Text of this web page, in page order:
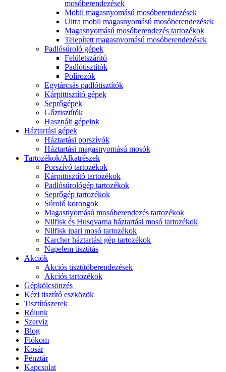
mosóberendezések
Mobil magasnyomású mosóberendezések
Ultra mobil magasnyomású mosóberendezések
Magasnyomású mosóberendezés tartozékok
Telepített magasnyomású mosóberendezések
Padlósúroló gépek
Felületszárító
Padlótisztítók
Polírozók
Egytárcsás padlótisztítók
Kárpittisztító gépek
Seprőgépek
Gőztisztítók
Használt gépeink
Háztartási gépek
Háztartási porszívók
Háztartási magasnyomású mosók
Tartozékok/Alkatrészek
Porszívó tartozékok
Kárpittisztító tartozékok
Padlósúrológép tartozékok
Seprőgép tartozékok
Súroló korongok
Magasnyomású mosóberendezés tartozékok
Nilfisk és Husqvarna háztartási mosó tartozékok
Nilfisk ipari mosó tartozékok
Karcher háztartási gép tartozékok
Napelem tisztítás
Akciók
Akciós tisztítóberendezések
Akciós tartozékok
Gépkölcsönzés
Kézi tisztító eszközök
Tisztítószerek
Rólunk
Szerviz
Blog
Fiókom
Kosár
Pénztár
Kapcsolat